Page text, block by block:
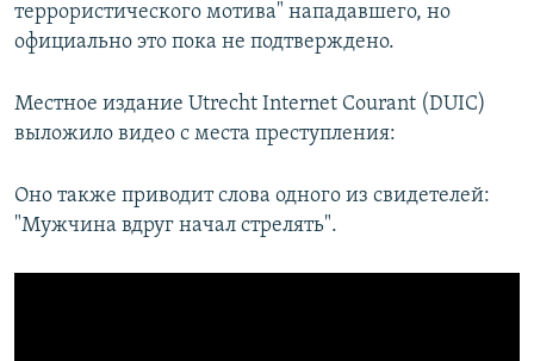
террористического мотива" нападавшего, но
официально это пока не подтверждено.
Местное издание Utrecht Internet Courant (DUIC)
выложило видео с места преступления:
Оно также приводит слова одного из свидетелей:
"Мужчина вдруг начал стрелять".